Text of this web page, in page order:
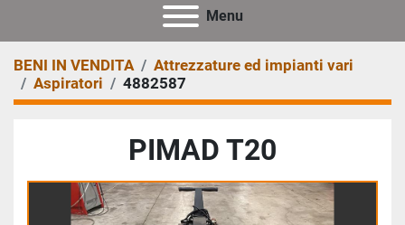
Menu
BENI IN VENDITA
Attrezzature ed impianti vari
Aspiratori
4882587
PIMAD T20